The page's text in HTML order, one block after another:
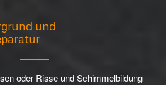
und
oder Risse und Schimmelbildung